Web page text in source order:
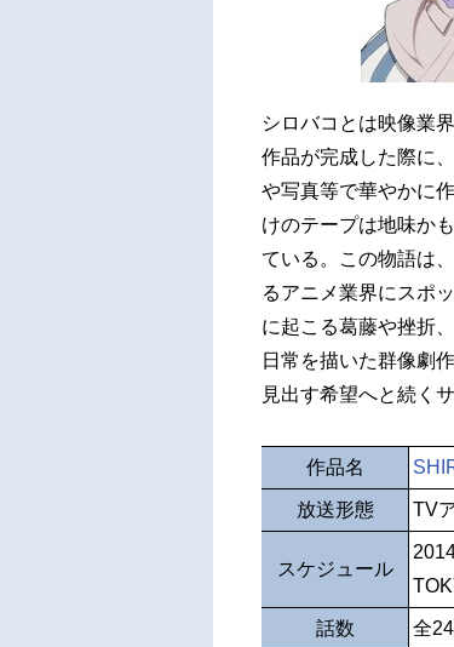
シロバコとは映像業
作品が完成した際に
や写真等で華やかに
けのテープは地味か
ている。この物語は
るアニメ業界にスポ
に起こる葛藤や挫折
日常を描いた群像劇
見出す希望へと続く
作品名
放送形態 TV
スケジュール
話数 全